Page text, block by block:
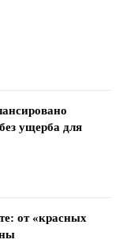
ущерба для
от «красных